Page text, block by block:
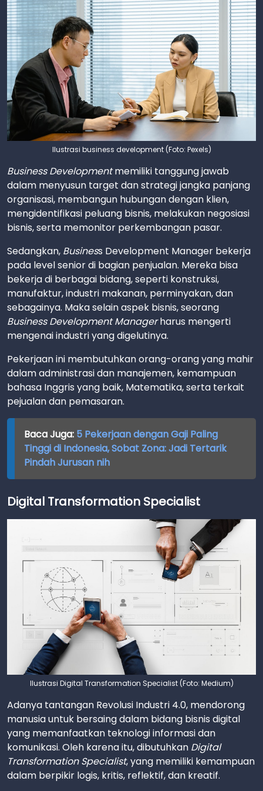
Ilustrasi business development (Foto: Pexels)
Business Developmentmemiliki tanggung jawab
dalam menyusun target dan strategi jangka panjang
organisasi, membangun hubungan dengan klien,
mengidentifikasi peluang bisnis, melakukan negosiasi
bisnis, serta memonitor perkembangan pasar.
Sedangkan, Business Development Manager bekerja
pada level senior di bagian penjualan. Mereka bisa
bekerja di berbagai bidang, seperti konstruksi,
manufaktur, industri makanan, perminyakan, dan
sebagainya. Maka selain aspek bisnis, seorang
Business Development Managerharus mengerti
mengenai industri yang digelutinya.
Pekerjaan ini membutuhkan orang-orang yang mahir
dalam administrasi dan manajemen, kemampuan
bahasa Inggris yang baik, Matematika, serta terkait
pejualan dan pemasaran.
Baca Juga: 5 Pekerjaan dengan Gaji Paling
Tinggi di Indonesia, Sobat Zona: Jadi Tertarik
Pindah Jurusan nih
Digital Transformation Specialist
Ilustrasi Digital Transformation Specialist (Foto: Medium)
Adanya tantangan Revolusi Industri 4.0, mendorong
manusia untuk bersaing dalam bidang bisnis digital
yang memanfaatkan teknologi informasi dan
komunikasi. Oleh karena itu, dibutuhkan Digital
Transformation Specialist, yang memiliki kemampuan
dalam berpikir logis, kritis, reflektif, dan kreatif.